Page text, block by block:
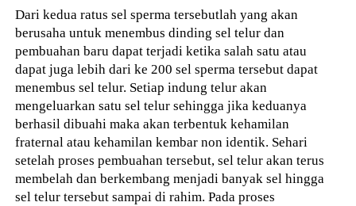
Dari kedua ratus sel sperma tersebutlah yang akan
berusaha untuk menembus dinding sel telur dan
pembuahan baru dapat terjadi ketika salah satu atau
dapat juga lebih dari ke 200 sel sperma tersebut dapat
menembus sel telur. Setiap indung telur akan
mengeluarkan satu sel telur sehingga jika keduanya
berhasil dibuahi maka akan terbentuk kehamilan
fraternal atau kehamilan kembar non identik. Sehari
setelah proses pembuahan tersebut, sel telur akan terus
membelah dan berkembang menjadi banyak sel hingga
sel telur tersebut sampai di rahim. Pada proses